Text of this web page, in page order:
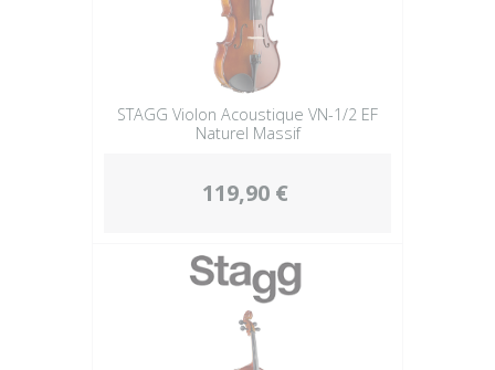
STAGG Violon Acoustique VN-1/2 EF
Naturel Massif
119,90 €